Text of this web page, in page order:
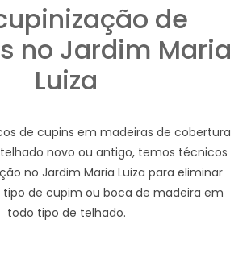
de
no Jardim Maria
Luiza
de cupins em madeiras de cobertura
novo ou antigo, temos técnicos
no Jardim Maria Luiza para eliminar
de cupim ou boca de madeira em
todo tipo de telhado.